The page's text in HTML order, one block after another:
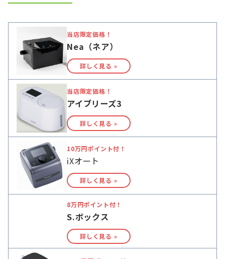
当店限定価格！
Nea（ネア）
詳しく見る »
当店限定価格！
アイブリーズ3
詳しく見る »
10万円ポイント付！
iXオート
詳しく見る »
8万円ポイント付！
S.ボックス
詳しく見る »